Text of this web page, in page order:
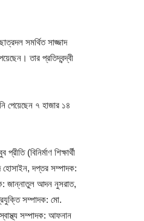
সমর্থিত সাজ্জাদ
তার প্রতিদ্বন্দ্বী
পেয়েছেন ৭ হাজার ১৪
(বিনির্মাণ শিক্ষার্থী
হোসাইন, দপ্তর সম্পাদক:
জান্নাতুল আদন নুসরাত,
সম্পাদক: মো.
সম্পাদক: আফনান